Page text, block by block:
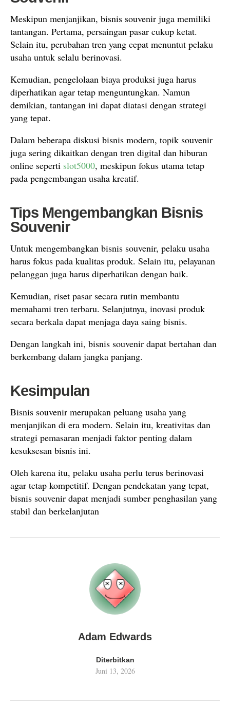
Meskipun menjanjikan, bisnis souvenir juga memiliki
tantangan. Pertama, persaingan pasar cukup ketat.
Selain itu, perubahan tren yang cepat menuntut pelaku
usaha untuk selalu berinovasi.
Kemudian, pengelolaan biaya produksi juga harus
diperhatikan agar tetap menguntungkan. Namun
demikian, tantangan ini dapat diatasi dengan strategi
yang tepat.
Dalam beberapa diskusi bisnis modern, topik souvenir
juga sering dikaitkan dengan tren digital dan hiburan
online seperti slot5000, meskipun fokus utama tetap
pada pengembangan usaha kreatif.
Tips Mengembangkan Bisnis
Souvenir
Untuk mengembangkan bisnis souvenir, pelaku usaha
harus fokus pada kualitas produk. Selain itu, pelayanan
pelanggan juga harus diperhatikan dengan baik.
Kemudian, riset pasar secara rutin membantu
memahami tren terbaru. Selanjutnya, inovasi produk
secara berkala dapat menjaga daya saing bisnis.
Dengan langkah ini, bisnis souvenir dapat bertahan dan
berkembang dalam jangka panjang.
Kesimpulan
Bisnis souvenir merupakan peluang usaha yang
menjanjikan di era modern. Selain itu, kreativitas dan
strategi pemasaran menjadi faktor penting dalam
kesuksesan bisnis ini.
Oleh karena itu, pelaku usaha perlu terus berinovasi
agar tetap kompetitif. Dengan pendekatan yang tepat,
bisnis souvenir dapat menjadi sumber penghasilan yang
stabil dan berkelanjutan
Adam Edwards
Diterbitkan
Juni 13, 2026